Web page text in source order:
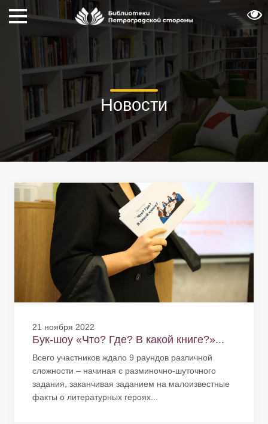
Новости
21 ноября 2022
Бук-шоу «Что? Где? В какой книге?»...
Всего участников ждало 9 раундов различной
сложности – начиная с разминочно-шуточного
задания, заканчивая заданием на малоизвестные
факты о литературных героях...